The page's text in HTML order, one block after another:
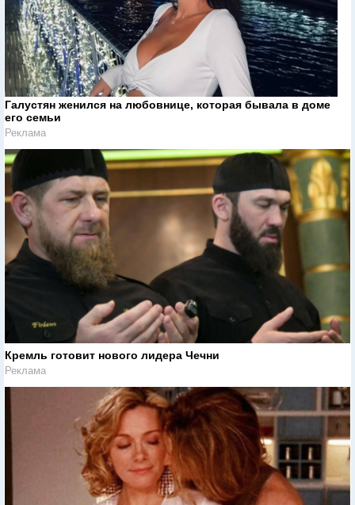
Галустян женился на любовнице, которая бывала в доме
его семьи
Реклама
Кремль готовит нового лидера Чечни
Реклама